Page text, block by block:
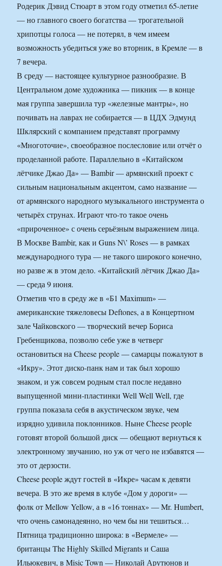
Родерик Дэвид Стюарт в этом году отметил 65-летие
— но главного своего богатства — трогательной
хрипотцы голоса — не потерял, в чем имеем
возможность убедиться уже во вторник, в Кремле — в
7 вечера.
В среду — настоящее культурное разнообразие. В
Центральном доме художника — пикник — в конце
мая группа завершила тур «железные мантры», но
почивать на лаврах не собирается — в ЦДХ Эдмунд
Шклярский с компанием представят программу
«Многоточие», своеобразное послесловие или отчёт о
проделанной работе. Параллельно в «Китайском
лётчике Джао Да» — Bambir — армянский проект с
сильным национальным акцентом, само название —
от армянского народного музыкального инструмента о
четырёх струнах. Играют что-то такое очень
«прироченное» с очень серьёзным выражением лица.
В Москве Bambir, как и Guns N\’ Roses — в рамках
международного тура — не такого широкого конечно,
но разве ж в этом дело. «Китайский лётчик Джао Да»
— среда 9 июня.
Отметив что в среду же в «Б1 Maximum» —
американские тяжеловесы Deftones, а в Концертном
зале Чайковского — творческий вечер Бориса
Гребенщикова, позволю себе уже в четверг
остановиться на Cheese people — самарцы пожалуют в
«Икру». Этот диско-панк нам и так был хорошо
знаком, и уж совсем родным стал после недавно
выпущенной мини-пластинки Well Well Well, где
группа показала себя в акустическом звуке, чем
изрядно удивила поклонников. Ныне Cheese people
готовят второй большой диск — обещают вернуться к
электронному звучанию, но уж от чего не избавятся —
это от дерзости.
Cheese people ждут гостей в «Икре» часам к девяти
вечера. В это же время в клубе «Дом у дороги» —
фолк от Mellow Yellow, а в «16 тоннах» — Mr. Humbert,
что очень самонадеянно, но чем бы ни тешиться…
Пятница традиционно широка: в «Вермеле» —
британцы The Highly Skilled Migrants и Саша
Ильюкевич, в Misic Town — Николай Арутюнов и